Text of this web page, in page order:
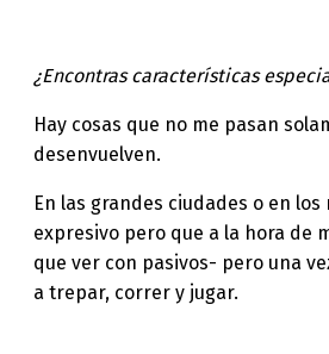
¿Encontras características
Hay cosas que no me pasan
desenvuelven.
En las grandes ciudades o en
expresivo pero que a la hora de
que ver con pasivos- pero una
a trepar, correr y jugar.